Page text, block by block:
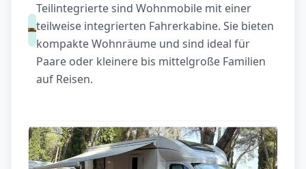
Teilintegrierte sind Wohnmobile mit einer
teilweise integrierten Fahrerkabine. Sie bieten
kompakte Wohnräume und sind ideal für
Paare oder kleinere bis mittelgroße Familien
auf Reisen.